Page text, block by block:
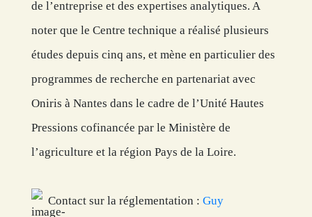
de l’entreprise et des expertises analytiques. A
noter que le Centre technique a réalisé plusieurs
études depuis cinq ans, et mène en particulier des
programmes de recherche en partenariat avec
Oniris à Nantes dans le cadre de l’Unité Hautes
Pressions cofinancée par le Ministère de
l’agriculture et la région Pays de la Loire.
Contact sur la réglementation : Guy